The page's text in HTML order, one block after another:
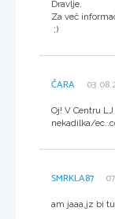
Dravlje.
Za več
;)
ČARA
Oj! V Centru
nekadilka/
SMRKLA87
am jaaa,jz bi